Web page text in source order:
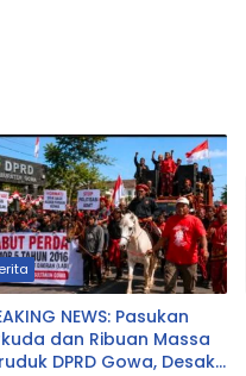
NEWS: Pasukan
dan Ribuan Massa
DPRD Gowa, Desak